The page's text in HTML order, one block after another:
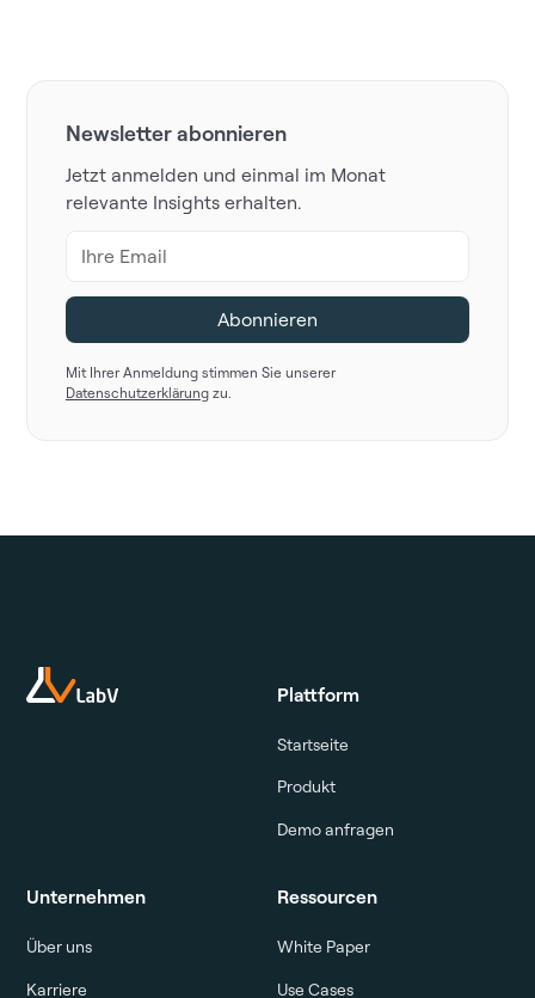
Newsletter abonnieren
Jetzt anmelden und einmal im Monat
relevante Insights erhalten.
Mit Ihrer Anmeldung stimmen Sie unserer
Datenschutzerklärungzu.
Plattform
Startseite
Produkt
Demo anfragen
Unternehmen
Über uns
Karriere
Ressourcen
White Paper
Use Cases